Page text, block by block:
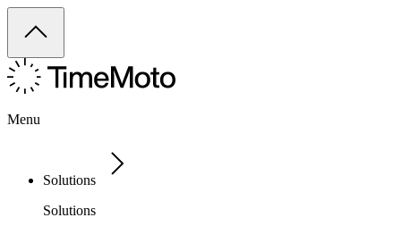
Menu
Solutions
Solutions